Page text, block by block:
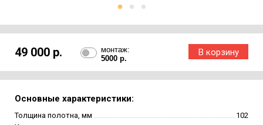
49 000 р.
монтаж:
5000 р.
Основные характеристики:
Толщина полотна, мм
102